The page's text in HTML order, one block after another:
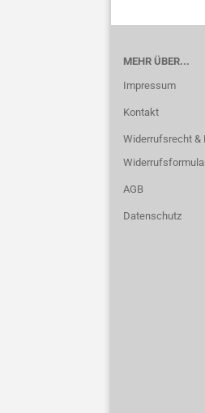
MEHR ÜBER...
Impressum
Kontakt
Widerrufsrecht &
AGB
Datenschutz